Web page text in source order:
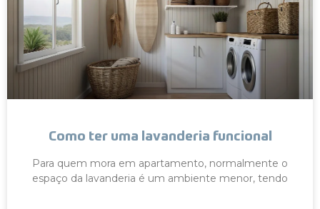
Como ter uma lavanderia funcional
Para quem mora em apartamento, normalmente o
espaço da lavanderia é um ambiente menor, tendo